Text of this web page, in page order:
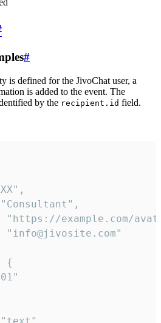
#
is defined for the JivoChat user, a
is added to the event. The
by the recipient.id field.